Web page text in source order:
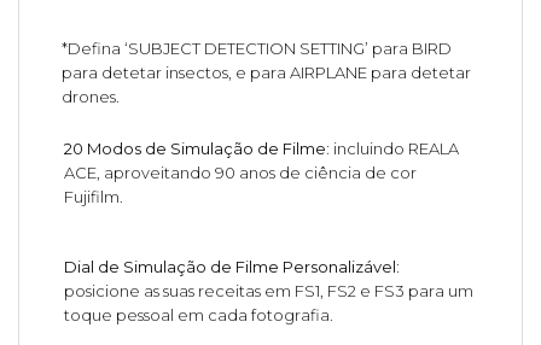
*Defina ‘SUBJECT DETECTION SETTING’ para BIRD
para detetar insectos, e para AIRPLANE para detetar
drones.
20 Modos de Simulação de Filme: incluindo REALA
ACE, aproveitando 90 anos de ciência de cor
Fujifilm.
Dial de Simulação de Filme Personalizável:
posicione as suas receitas em FS1, FS2 e FS3 para um
toque pessoal em cada fotografia.